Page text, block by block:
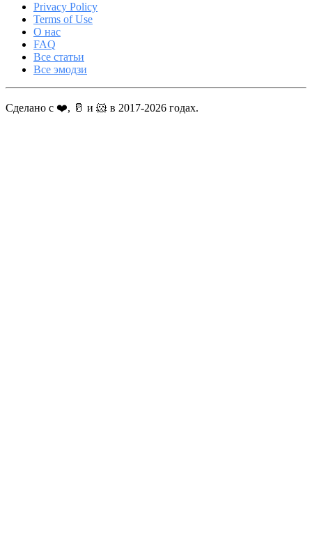
Privacy Policy
Terms of Use
О нас
FAQ
Все статьи
Все эмодзи
Сделано с ❤️, 🥛 и 🐹 в 2017-2026 годах.